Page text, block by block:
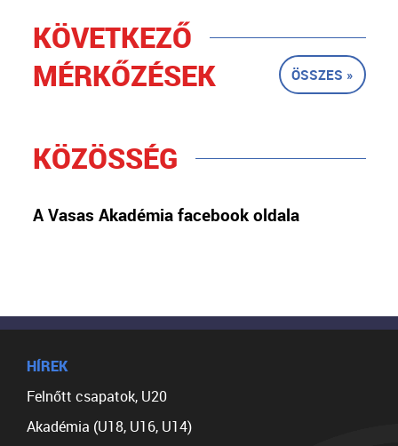
KÖVETKEZŐ
MÉRKŐZÉSEK
ÖSSZES »
KÖZÖSSÉG
A Vasas Akadémia facebook oldala
HÍREK
Felnőtt csapatok, U20
Akadémia (U18, U16, U14)